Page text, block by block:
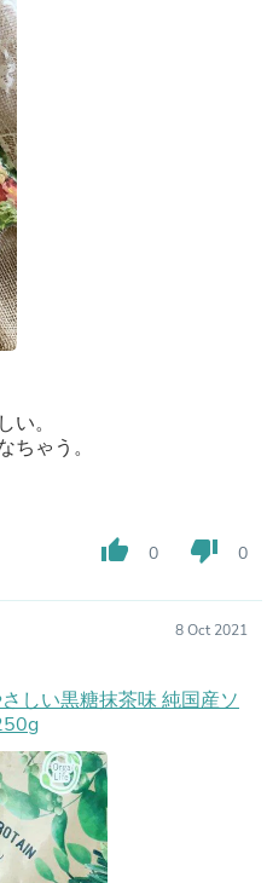
い。
ゃう。
thumb_up 0 thumb_down 0
8 Oct 2021
しい黒糖抹茶味 純国産ソ